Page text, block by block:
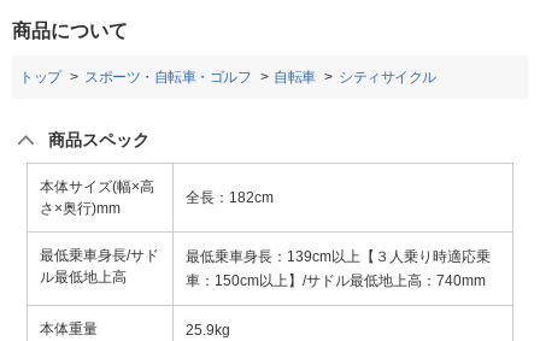
商品について
トップ スポーツ・自転車・ゴルフ 自転車 シティサイクル
商品スペック
本体サイズ(幅×高
さ×奥行)mm
全長：182cm
最低乗車身長/サド
ル最低地上高
最低乗車身長：139cm以上【３人乗り時適応乗
車：150cm以上】/サドル最低地上高：740mm
本体重量 25.9kg